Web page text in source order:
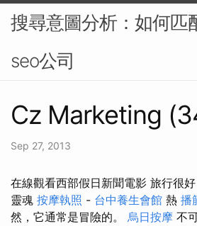
搜尋意圖分析：如何匹
seo公司
Cz Marketing
Sep 27, 2013
在線觀看西部假日新聞電影 旅行很好
靈魂 按摩執照 - 台中養生會館 熱 播
然，它通常是冒險的。 烏日按摩 不